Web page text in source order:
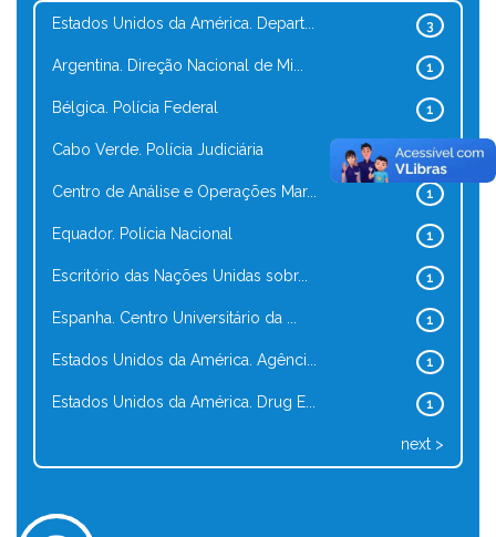
3
Estados Unidos da América. Depart...
1
Argentina. Direção Nacional de Mi...
1
Bélgica. Polícia Federal
1
Cabo Verde. Polícia Judiciária
1
Centro de Análise e Operações Mar...
1
Equador. Polícia Nacional
1
Escritório das Nações Unidas sobr...
1
Espanha. Centro Universitário da ...
1
Estados Unidos da América. Agênci...
1
Estados Unidos da América. Drug E...
next >